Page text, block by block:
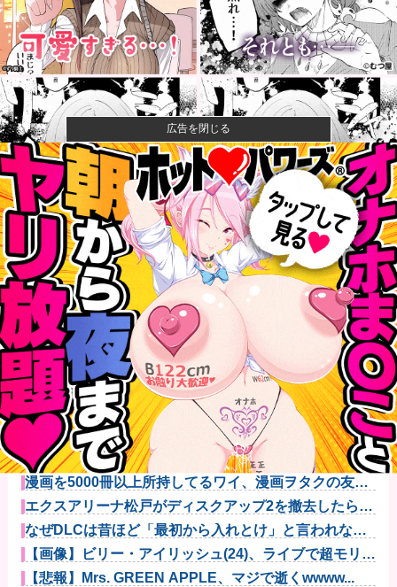
【画像】石川佳純さん(31)の体、エッッッッッッッッッ
ッッッ...
成人向けゲーム『ヤリステ メスブター』開発者絶望、
銀行がst...
【速報】ジャンポケ斎藤、求刑7年で逝く。実刑確実か
【悲報】落語家、亡くなったタレントからいじめられ
た過去を告白...
【速報】小沢一郎氏「デニーにはなんの責任もないの
にかわいそう...
甲子園初・女性の審判員がデビュー 試合後に涙…
「嬉しい気持ち...
なぁ、永久機関ってなんで絶対に作れないん？他
昨季60本塁打・OPS.948の『カル・ローリー』さんの
今季...
漫画を5000冊以上所持してるワイ、漫画ヲタクの友人
に「ワン...
エクスアリーナ松戸がディスクアップ2を撤去したらし
くディスク...
なぜDLCは昔ほど「最初から入れとけ」と言われなく
なったのか...
【画像】ビリー・アイリッシュ(24)、ライブで超モリマ
ンスジ...
【悲報】Mrs. GREEN APPLE、マジで逝くwwww...
広告を閉じる